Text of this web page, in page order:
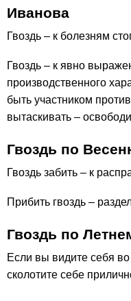
Иванова
Гвоздь – к болезням
Гвоздь – к явно
производственного
быть участником
вытаскивать –
Гвоздь по
Гвоздь забить – к
Прибить гвоздь –
Гвоздь по
Если вы видите себя
сколотите себе